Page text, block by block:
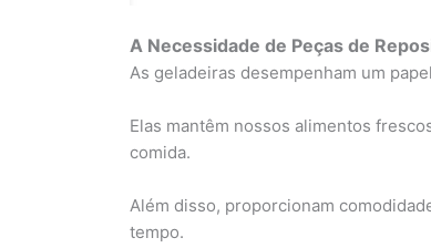
A Necessidade de Peças de
As geladeiras desempenham um
Elas mantêm nossos alimentos
comida.
Além disso, proporcionam
tempo.